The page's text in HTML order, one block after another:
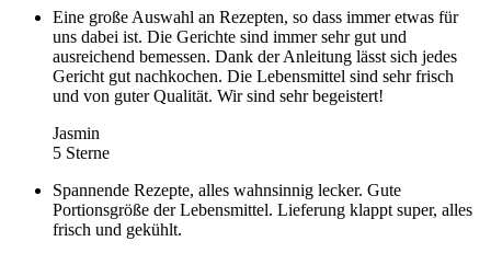
Eine große Auswahl an Rezepten, so dass immer etwas für
uns dabei ist. Die Gerichte sind immer sehr gut und
ausreichend bemessen. Dank der Anleitung lässt sich jedes
Gericht gut nachkochen. Die Lebensmittel sind sehr frisch
und von guter Qualität. Wir sind sehr begeistert!
Jasmin
5 Sterne
Spannende Rezepte, alles wahnsinnig lecker. Gute
Portionsgröße der Lebensmittel. Lieferung klappt super, alles
frisch und gekühlt.